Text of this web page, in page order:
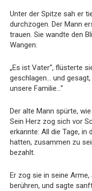
Unter der Spitze sah er
durchzogen. Der Mann
trauen. Sie wandte den
Wangen.
„Es ist Vater“, flüsterte
geschlagen… und
unsere Familie…“
Der alte Mann spürte,
Sein Herz zog sich vor
erkannte: All die Tage,
hatten, zusammen zu
bezahlt.
Er zog sie in seine
berühren, und sagte